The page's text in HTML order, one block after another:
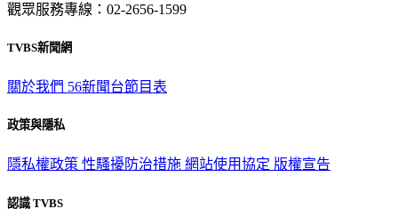
觀眾服務專線：02-2656-1599
TVBS新聞網
關於我們 56新聞台節目表
政策與隱私
隱私權政策 性騷擾防治措施 網站使用協定 版權宣告
認識 TVBS